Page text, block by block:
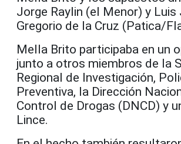
Jorge Raylin (el Menor) y Luis
Gregorio de la Cruz (Patica/
Mella Brito participaba en un
junto a otros miembros de la
Regional de Investigación,
Preventiva, la Dirección
Control de Drogas (DNCD) y
Lince.